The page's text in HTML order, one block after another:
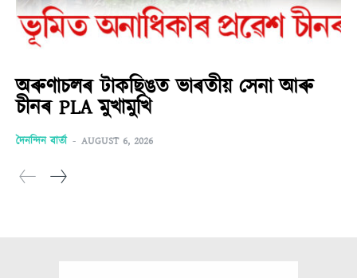
অৰুণাচলৰ টাকছিঙত ভাৰতীয় সেনা আৰু
চীনৰ PLA মুখামুখি
দৈনন্দিন বাৰ্তা - AUGUST 6, 2026